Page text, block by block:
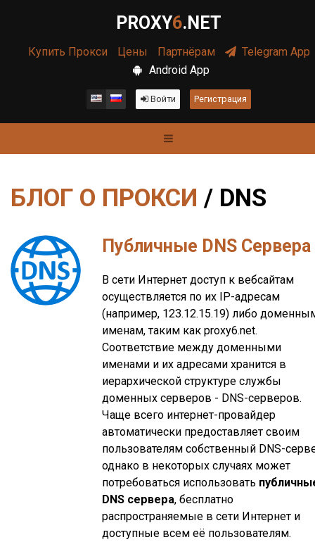
PROXY6.NET
Купить Прокси Цены Партнёрам
Telegram App
Android App
Войти Регистрация
БЛОГ О ПРОКСИ / DNS
Публичные DNS Сервера
В сети Интернет доступ к вебсайтам
осуществляется по их IP-адресам
(например, 123.12.15.19) либо
именам, таким как proxy6.net.
Соответствие между доменными
именами и их адресами хранится в
иерархической структуре службы
доменных серверов - DNS-серверов.
Чаще всего интернет-провайдер
автоматически предоставляет своим
пользователям собственный DNS-
однако в некоторых случаях может
потребоваться использовать
DNS сервера, бесплатно
распространяемые в сети Интернет и
доступные всем её пользователям.